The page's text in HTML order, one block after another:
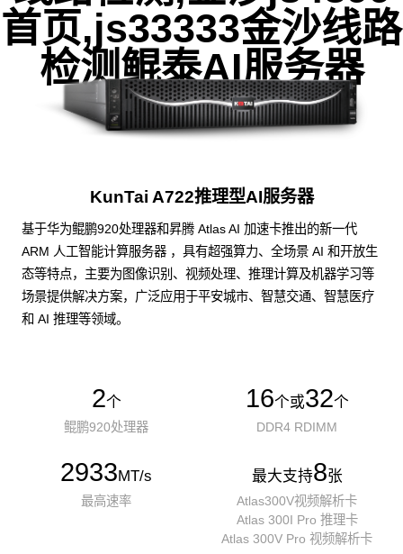
首页,js33333金沙线路
检测鲲泰AI服务器
KunTai A722推理型AI服务器
基于华为鲲鹏920处理器和昇腾 Atlas AI 加速卡推出的新一代
ARM 人工智能计算服务器 ，具有超强算力、全场景 AI 和开放生
态等特点，主要为图像识别、视频处理、推理计算及机器学习等
场景提供解决方案，广泛应用于平安城市、智慧交通、智慧医疗
和 AI 推理等领域。
2个
鲲鹏920处理器
16个或32个
DDR4 RDIMM
2933MT/s
最高速率
最大支持8张
Atlas300V视频解析卡
Atlas 300I Pro 推理卡
Atlas 300V Pro 视频解析卡